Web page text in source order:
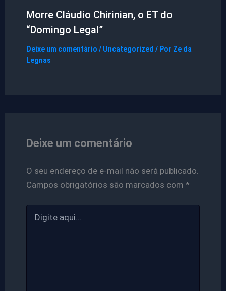
Morre Cláudio Chirinian, o ET do
“Domingo Legal”
Deixe um comentário / Uncategorized / Por Ze da
Legnas
Deixe um comentário
O seu endereço de e-mail não será publicado.
Campos obrigatórios são marcados com *
aqui...